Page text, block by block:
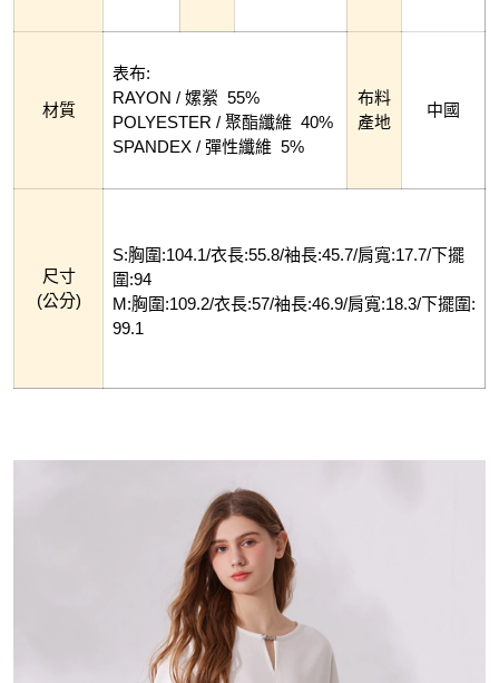
材質
表布:
RAYON / 嫘縈 55%
POLYESTER / 聚酯纖維 40%
SPANDEX / 彈性纖維 5%
布料
產地
中國
尺寸
(公分)
S:胸圍:104.1/衣長:55.8/袖長:45.7/肩寬:17.7/下擺
圍:94
M:胸圍:109.2/衣長:57/袖長:46.9/肩寬:18.3/下擺圍:
99.1